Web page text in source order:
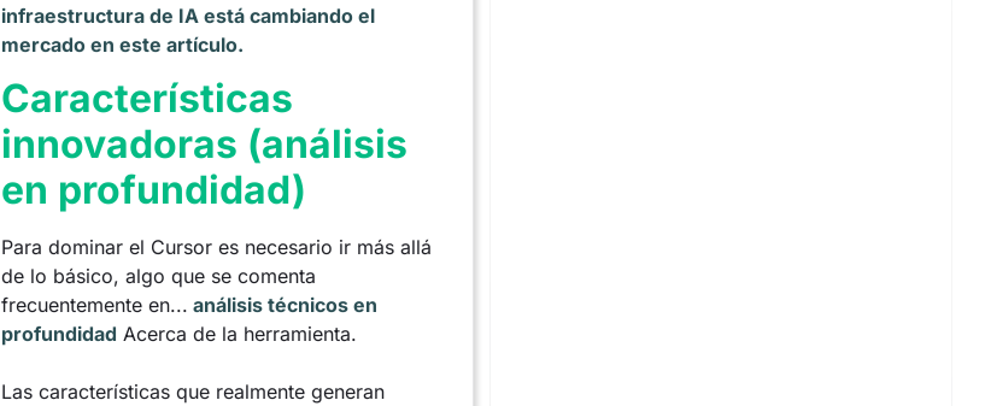
infraestructura de IA está cambiando el
mercado en este artículo.
Características
innovadoras (análisis
en profundidad)
Para dominar el Cursor es necesario ir más allá
de lo básico, algo que se comenta
frecuentemente en... análisis técnicos en
profundidad Acerca de la herramienta.
Las características que realmente generan